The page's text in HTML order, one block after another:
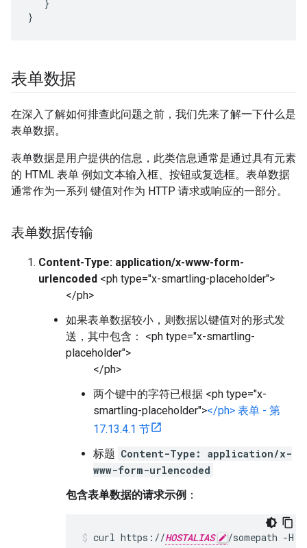
   }
}
表单数据
在深入了解如何排查此问题之前，我们先来了解一下什么是
表单数据。
表单数据是用户提供的信息，此类信息通常是通过具有元素
的 HTML 表单 例如文本输入框、按钮或复选框。表单数据
通常作为一系列 键值对作为 HTTP 请求或响应的一部分。
表单数据传输
Content-Type: application/x-www-form-
urlencoded <ph type="x-smartling-placeholder">
</ph>
如果表单数据较小，则数据以键值对的形式发
送，其中包含： <ph type="x-smartling-
placeholder">
</ph>
两个键中的字符已根据 <ph type="x-
smartling-placeholder"></ph> 表单 - 第
17.13.4.1 节
标题 Content-Type: application/x-
www-form-urlencoded
包含表单数据的请求示例 ：
curl https://HOSTALIAS